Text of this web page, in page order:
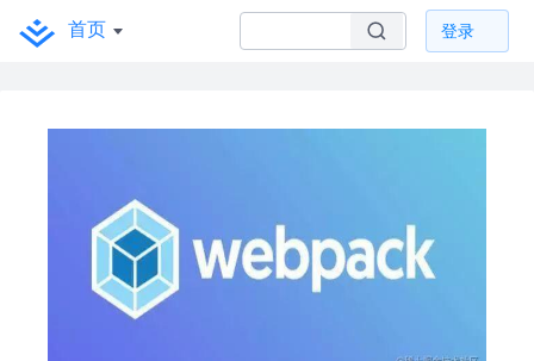
首页 登录